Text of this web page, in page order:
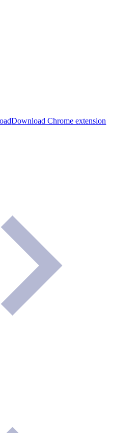
Download Chrome extension